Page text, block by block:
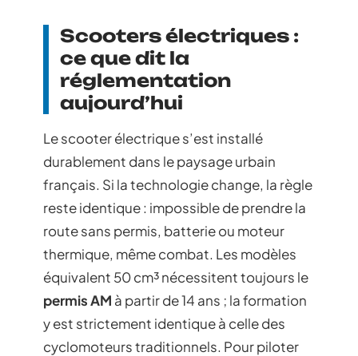
Scooters électriques :
ce que dit la
réglementation
aujourd’hui
Le scooter électrique s’est installé
durablement dans le paysage urbain
français. Si la technologie change, la règle
reste identique : impossible de prendre la
route sans permis, batterie ou moteur
thermique, même combat. Les modèles
équivalent 50 cm³ nécessitent toujours le
permis AM à partir de 14 ans ; la formation
y est strictement identique à celle des
cyclomoteurs traditionnels. Pour piloter